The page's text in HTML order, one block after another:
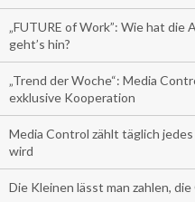
„FUTURE of Work”: Wie hat
geht’s hin?
„Trend der Woche“: Media
exklusive Kooperation
Media Control zählt täglich
wird
Die Kleinen lässt man zahlen,